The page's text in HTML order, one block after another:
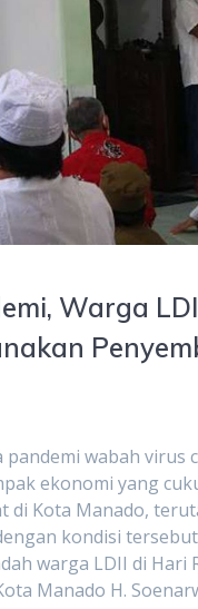
Warga
pandemi wabah virus
ekonomi yang
di Kota Manado,
kondisi
warga LDII di Hari
Manado H.